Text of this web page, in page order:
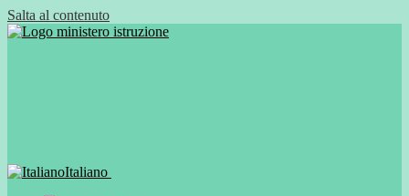
Salta al contenuto
Italiano